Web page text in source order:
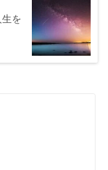
を